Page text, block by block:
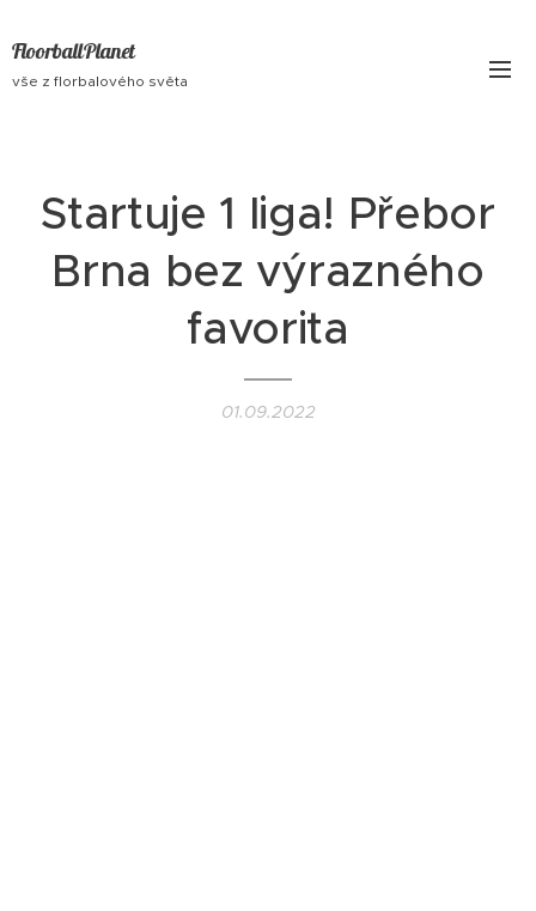
FloorballPlanet
vše z florbalového světa
Startuje 1 liga! Přebor
Brna bez výrazného
favorita
01.09.2022